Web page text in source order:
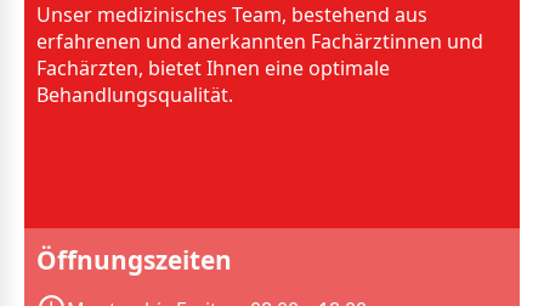
Unser medizinisches Team, bestehend aus
erfahrenen und anerkannten Fachärztinnen und
Fachärzten, bietet Ihnen eine optimale
Behandlungsqualität.
Öffnungszeiten